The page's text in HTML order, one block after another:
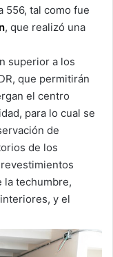
556, tal como fue
, que realizó una
superior a los
que permitirán
el centro
para lo cual se
de
de los
la techumbre,
y el